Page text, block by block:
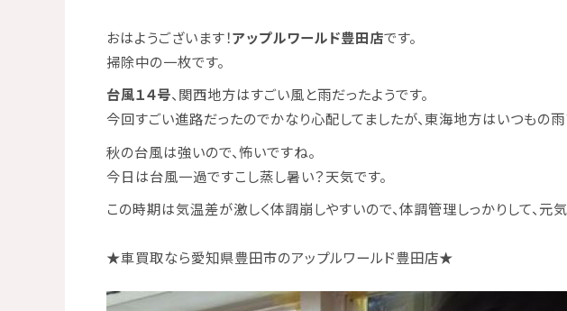
おはようございます！アップルワールド豊田店です。
掃除中の一枚です。
台風１４号、関西地方はすごい風と雨だったようです。
今回すごい進路だったのでかなり心配してましたが、東海地方はいつもの雨
秋の台風は強いので、怖いですね。
今日は台風一過ですこし蒸し暑い？天気です。
この時期は気温差が激しく体調崩しやすいので、体調管理しっかりして、元
★車買取なら愛知県豊田市のアップルワールド豊田店★